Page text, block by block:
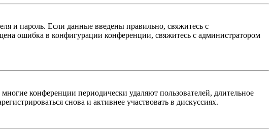
и пароль. Если данные введены правильно, свяжитесь с
ошибка в конфигурации конференции, свяжитесь с администратором
конференции периодически удаляют пользователей, длительное
снова и активнее участвовать в дискуссиях.